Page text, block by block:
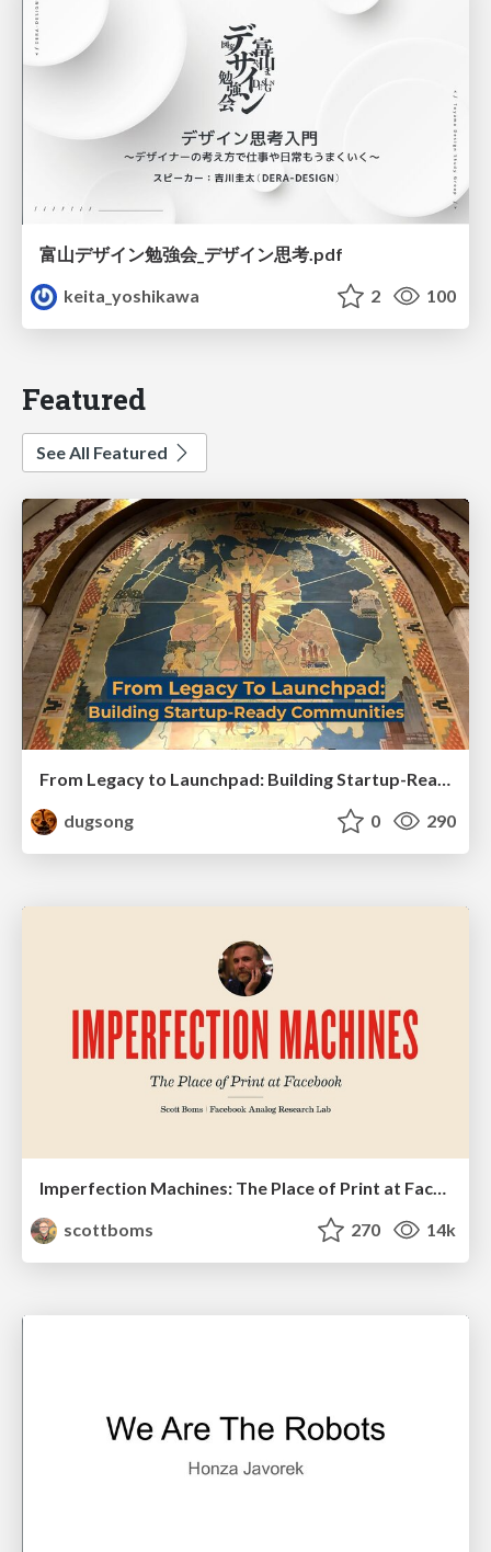
富山デザイン勉強会_デザイン思考.pdf
keita_yoshikawa
2 100
Featured
See All Featured
From Legacy to Launchpad: Building Startup-Ready Communities
dugsong
0 290
Imperfection Machines: The Place of Print at Facebook
scottboms
270 14k